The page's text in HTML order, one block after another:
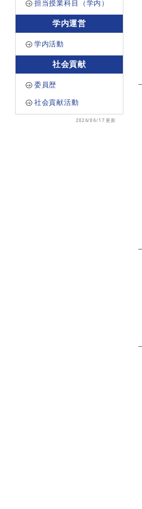
担当授業科目（学内）
学内運営
学内活動
社会貢献
委員歴
社会貢献活動
2026/06/17 更新